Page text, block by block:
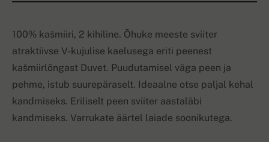
100% kašmiiri, 2 kihiline. Õhuke meeste sviiter
atraktiivse V-kujulise kaelusega eriti peenest
kašmiirlõngast Duvet. Puudutamisel väga peen ja
pehme, istub suurepäraselt. Ideaalne otse paljal kehal
kandmiseks. Eriliselt peen sviiter aastaläbi
kandmiseks. Varrukate äärtel laiade soonikutega.